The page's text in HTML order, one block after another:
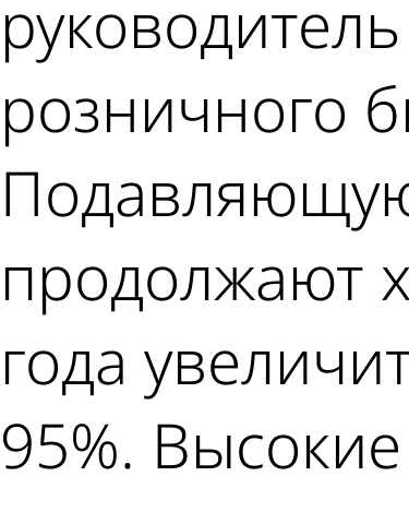
розничного
продолжают
года
95%.